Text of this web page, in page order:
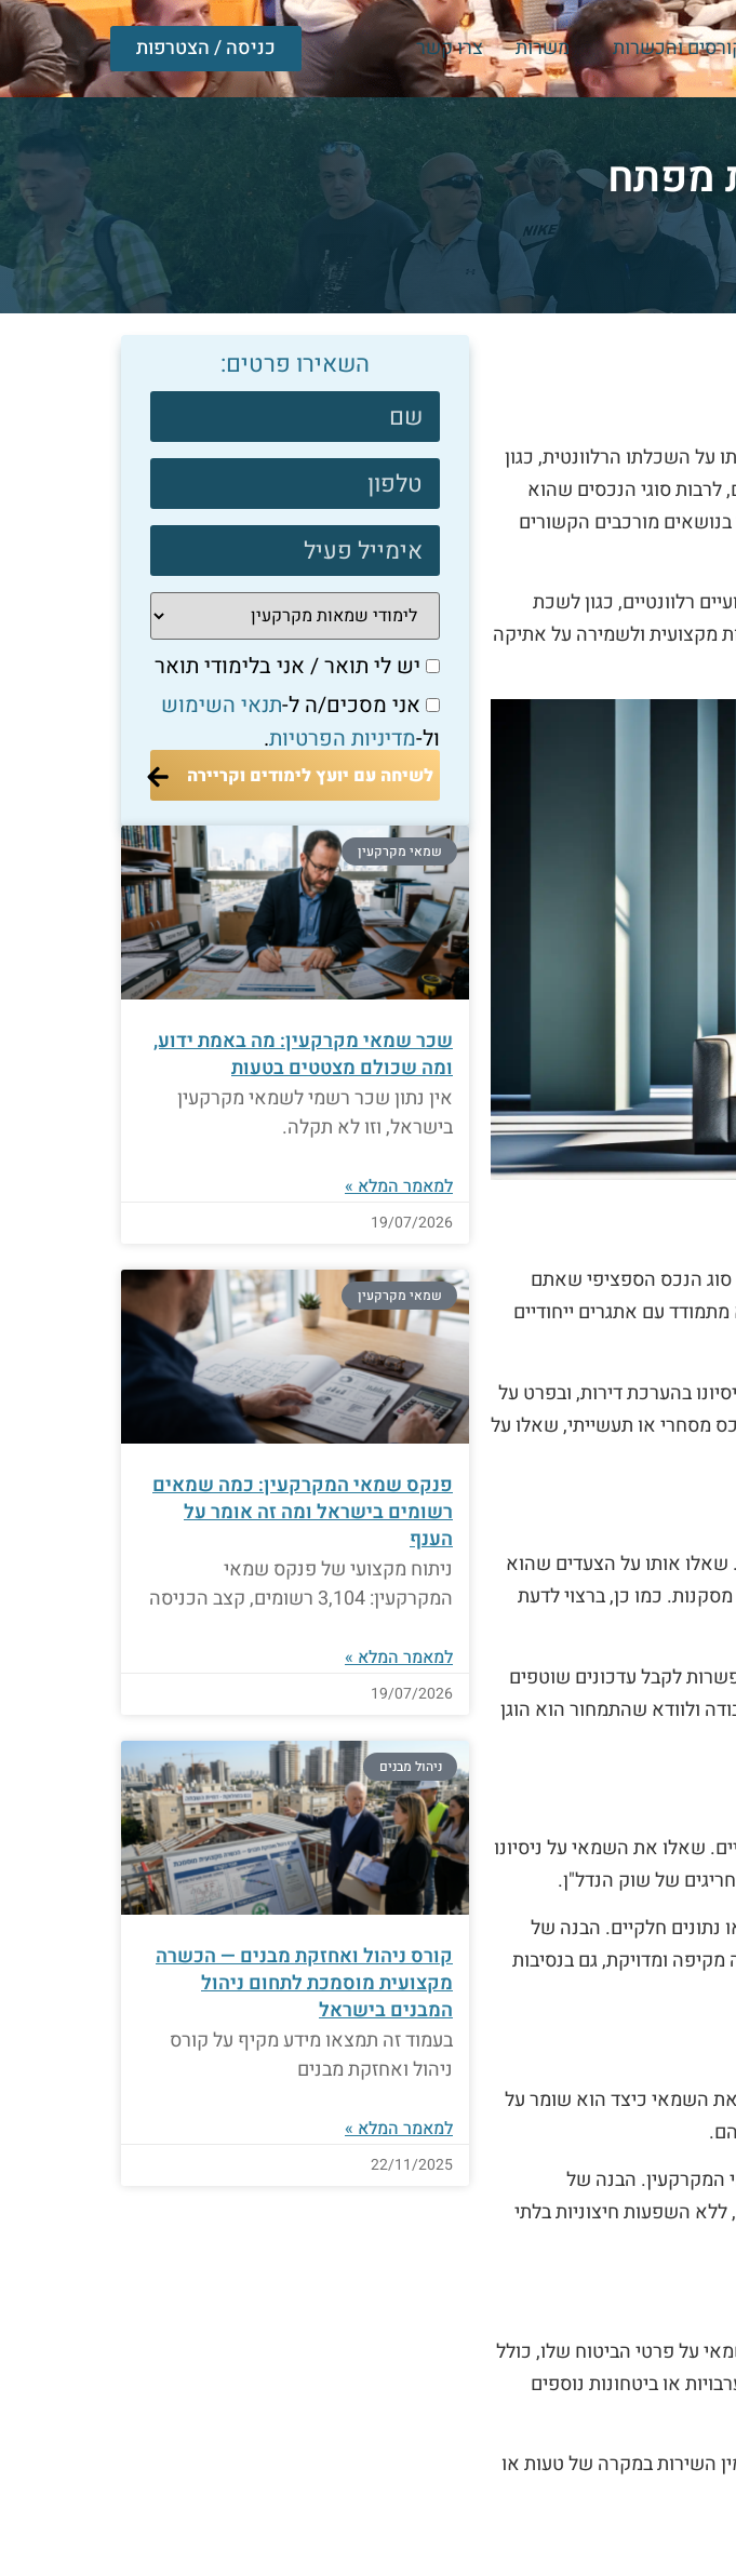
והכשרות משרות צרו קשר כניסה / הצטרפות
מפתח
השכלתו הרלוונטית, כגון
לרבות סוגי הנכסים שהוא
מורכבים הקשורים
רלוונטיים, כגון לשכת
מקצועית ולשמירה על אתיקה
הנכס הספציפי שאתם
עם אתגרים ייחודיים
בהערכת דירות, ובפרט על
מסחרי או תעשייתי, שאלו על
אותו על הצעדים שהוא
כמו כן, ברצוי לדעת
לקבל עדכונים שוטפים
ולוודא שהתמחור הוא הוגן
שאלו את השמאי על ניסיונו
חריגים של שוק הנדל"ן.
נתונים חלקיים. הבנה של
ומדויקת, גם בנסיבות
את השמאי כיצד הוא שומר על
המקרקעין. הבנה של
השפעות חיצוניות בלתי
על פרטי הביטוח שלו, כולל
או ביטחונות נוספים
השירות במקרה של טעות או
השאירו פרטים:
צרו
קשר
פוטר
יש לי תואר / אני בלימודי תואר
אני מסכים/ה ל-תנאי השימוש
ול-מדיניות הפרטיות.
לשיחה עם יועץ לימודים וקריירה
שמאי מקרקעין
שכר שמאי מקרקעין: מה באמת ידוע,
ומה שכולם מצטטים בטעות
אין נתון שכר רשמי לשמאי מקרקעין
בישראל, וזו לא תקלה.
למאמר המלא »
19/07/2026
שמאי מקרקעין
פנקס שמאי המקרקעין: כמה שמאים
רשומים בישראל ומה זה אומר על
הענף
ניתוח מקצועי של פנקס שמאי
המקרקעין: 3,104 רשומים, קצב הכניסה
למאמר המלא »
19/07/2026
ניהול מבנים
קורס ניהול ואחזקת מבנים — הכשרה
מקצועית מוסמכת לתחום ניהול
המבנים בישראל
בעמוד זה תמצאו מידע מקיף על קורס
ניהול ואחזקת מבנים
למאמר המלא »
22/11/2025